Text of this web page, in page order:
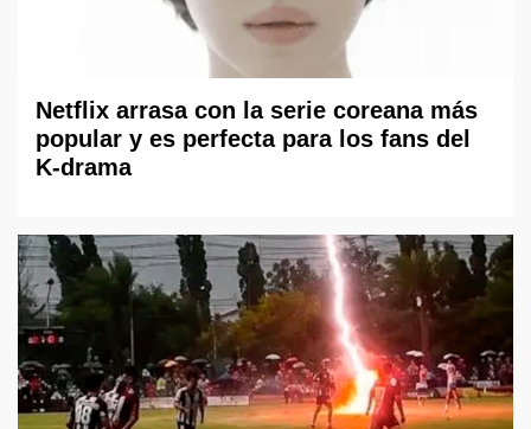
Netflix arrasa con la serie coreana más
popular y es perfecta para los fans del
K-drama